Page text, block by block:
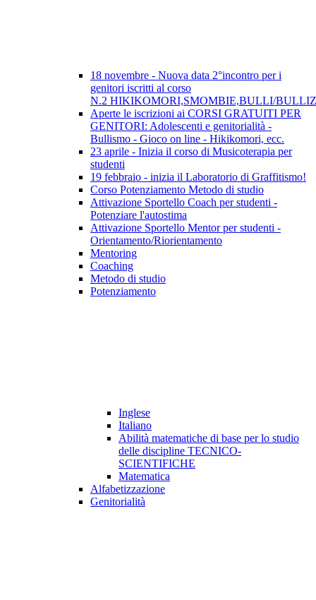
18 novembre - Nuova data 2°incontro per i
genitori iscritti al corso
N.2 HIKIKOMORI,SMOMBIE,BULLI/
Aperte le iscrizioni ai CORSI GRATUITI PER
GENITORI: Adolescenti e genitorialità -
Bullismo - Gioco on line - Hikikomori, ecc.
23 aprile - Inizia il corso di Musicoterapia per
studenti
19 febbraio - inizia il Laboratorio di Graffitismo!
Corso Potenziamento Metodo di studio
Attivazione Sportello Coach per studenti -
Potenziare l'autostima
Attivazione Sportello Mentor per studenti -
Orientamento/Riorientamento
Mentoring
Coaching
Metodo di studio
Potenziamento
Inglese
Italiano
Abilità matematiche di base per lo studio
delle discipline TECNICO-
SCIENTIFICHE
Matematica
Alfabetizzazione
Genitorialità